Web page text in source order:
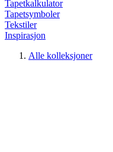
Tapetkalkulator
Tapetsymboler
Tekstiler
Inspirasjon
Alle kolleksjoner